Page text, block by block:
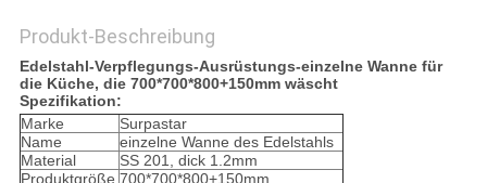
Produkt-Beschreibung
Edelstahl-Verpflegungs-Ausrüstungs-einzelne Wanne für
die Küche, die 700*700*800+150mm wäscht
Spezifikation:
Marke
Surpastar
Name
einzelne Wanne des Edelstahls
Material
SS 201, dick 1.2mm
Produktgröße 700*700*800+150mm